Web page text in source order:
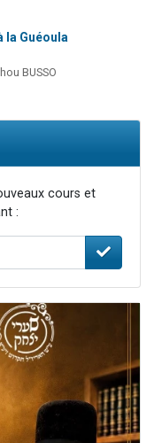
la Guéoula
BUSSO
cours et
: